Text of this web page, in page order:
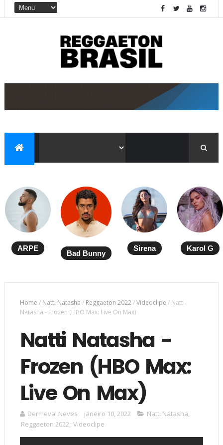
ARPE
Bad Bunny
Sirena Karol G
Home / Natti Natasha / Reggaeton 2022/Videoclipe / Natti
Natasha - Frozen (HBO Max: Live On Max)
Natti Natasha -
Frozen (HBO Max:
Live On Max)
Dermeval Neves janeiro 10, 2022 Natti Natasha,
Reggaeton 2022, Videoclipe